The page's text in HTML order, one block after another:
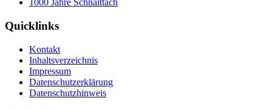
1000 Jahre Schnaittach
Quicklinks
Kontakt
Inhaltsverzeichnis
Impressum
Datenschutzerklärung
Datenschutzhinweis